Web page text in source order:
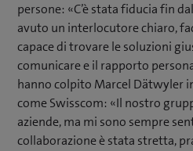
persone: «C’è stata fiducia fin
avuto un interlocutore chiaro,
capace di trovare le soluzioni
comunicare e il rapporto
hanno colpito Marcel Dätwyler
come Swisscom: «Il nostro
aziende, ma mi sono sempre
collaborazione è stata stretta,